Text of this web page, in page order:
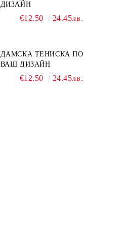
ДИЗАЙН
€12.50 24.45лв.
ДАМСКА ТЕНИСКА ПО
ВАШ ДИЗАЙН
€12.50 24.45лв.